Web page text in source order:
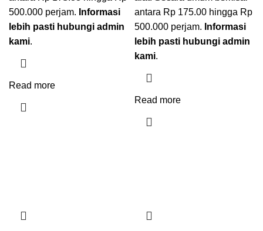
500.000 perjam. Informasi
lebih pasti hubungi admin
kami.
Read more
antara Rp 175.00 hingga Rp
500.000 perjam. Informasi
lebih pasti hubungi admin
kami.
Read more